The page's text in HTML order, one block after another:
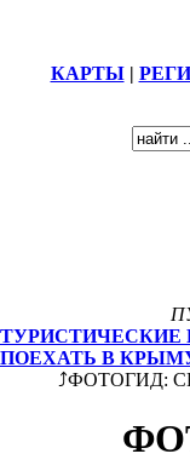
КАРТЫ|
ТУРИСТИЧЕСКИЕ
ПОЕХАТЬ В
⤴ФОТОГИД: